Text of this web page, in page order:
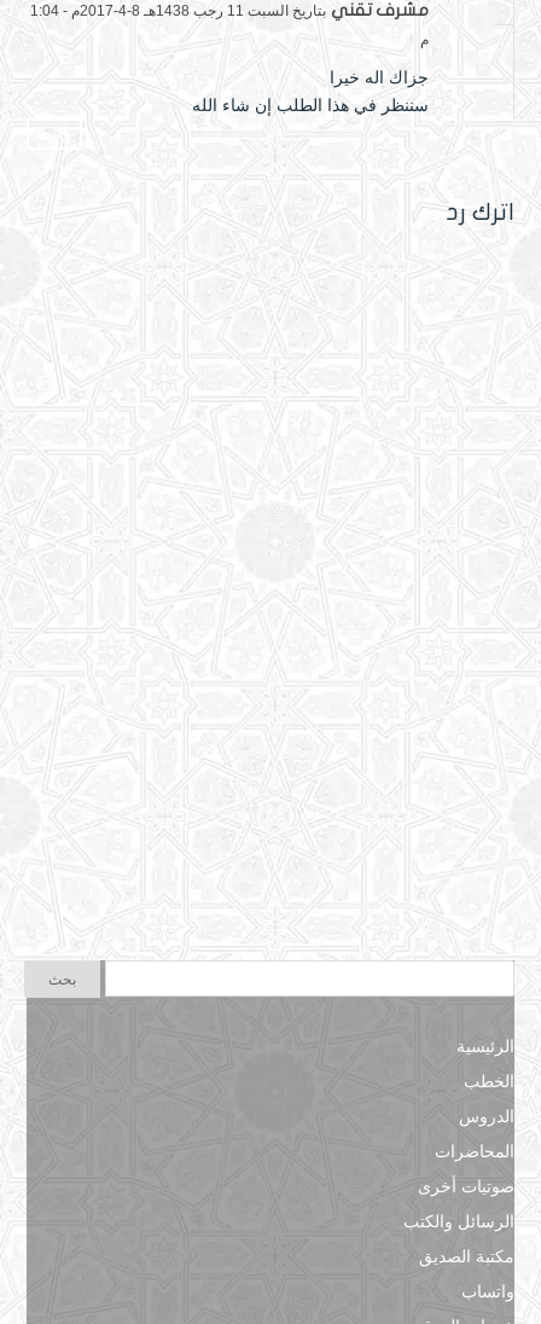
مشرف تقني
بتاريخ السبت 11 رجب 1438هـ 8-4-2017م - 1:04
م
جزاك اله خيرا
سننظر في هذا الطلب إن شاء الله
الرد
اترك رد
الرئيسية
الخطب
الدروس
المحاضرات
صوتيات أخرى
الرسائل والكتب
مكتبة الصديق
واتساب